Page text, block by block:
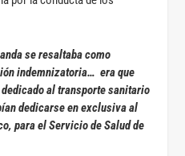
se resaltaba como
indemnizatoria… eraque
al transporte sanitario
dedicarse en exclusiva al
, para el Servicio de Salud de